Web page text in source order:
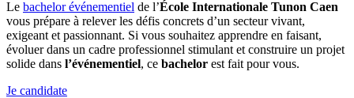
Le bachelor événementiel de l’École Internationale Tunon Caen
vous prépare à relever les défis concrets d’un secteur vivant,
exigeant et passionnant. Si vous souhaitez apprendre en faisant,
évoluer dans un cadre professionnel stimulant et construire un projet
solide dans l’événementiel, ce bachelor est fait pour vous.
Je candidate